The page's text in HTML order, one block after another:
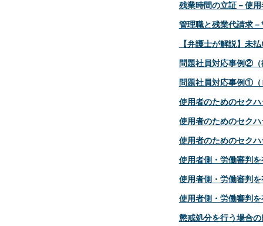
残業時間の立証－使
管理職と残業代請求
【弁護士が解説】未
問題社員対応事例②（
問題社員対応事例①（
使用者のためのセク
使用者のためのセク
使用者のためのセク
使用者側・労働審判
使用者側・労働審判
使用者側・労働審判
懲戒処分を行う場合